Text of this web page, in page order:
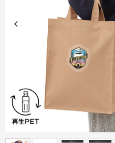
商品カテゴリーから探す
ターゲットから探す
目的・シーンから探す
イベントから探す